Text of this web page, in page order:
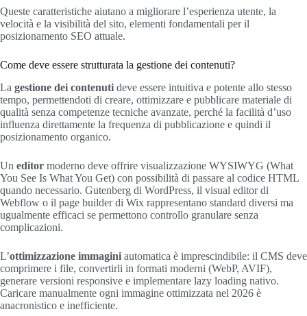
Queste caratteristiche aiutano a migliorare l’esperienza utente, la
velocità e la visibilità del sito, elementi fondamentali per il
posizionamento SEO attuale.
Come deve essere strutturata la gestione dei contenuti?
La gestione dei contenuti deve essere intuitiva e potente allo stesso
tempo, permettendoti di creare, ottimizzare e pubblicare materiale di
qualità senza competenze tecniche avanzate, perché la facilità d’uso
influenza direttamente la frequenza di pubblicazione e quindi il
posizionamento organico.
Un editor moderno deve offrire visualizzazione WYSIWYG (What
You See Is What You Get) con possibilità di passare al codice HTML
quando necessario. Gutenberg di WordPress, il visual editor di
Webflow o il page builder di Wix rappresentano standard diversi ma
ugualmente efficaci se permettono controllo granulare senza
complicazioni.
L’ottimizzazione immagini automatica è imprescindibile: il CMS deve
comprimere i file, convertirli in formati moderni (WebP, AVIF),
generare versioni responsive e implementare lazy loading nativo.
Caricare manualmente ogni immagine ottimizzata nel 2026 è
anacronistico e inefficiente.